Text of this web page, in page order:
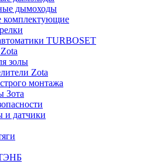
дымоходы
комплектующие
TURBOSET
золы
Zota
монтажа
Зота
и датчики